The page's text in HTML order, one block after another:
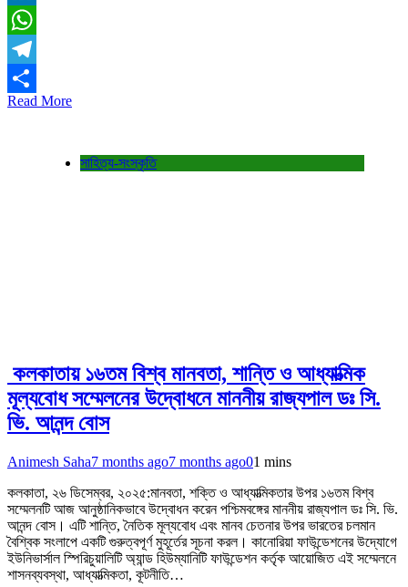
LinkedIn
WhatsApp
Telegram
Share
Read More
সাহিত্য-সংস্কৃতি
কলকাতায় ১৬তম বিশ্ব মানবতা, শান্তি ও আধ্যাত্মিক
মূল্যবোধ সম্মেলনের উদ্বোধনে মাননীয় রাজ্যপাল ডঃ সি.
ভি. আনন্দ বোস
Animesh Saha7 months ago7 months ago01 mins
কলকাতা, ২৬ ডিসেম্বর, ২০২৫:মানবতা, শক্তি ও আধ্যাত্মিকতার উপর ১৬তম বিশ্ব
সম্মেলনটি আজ আনুষ্ঠানিকভাবে উদ্বোধন করেন পশ্চিমবঙ্গের মাননীয় রাজ্যপাল ডঃ সি. ভি.
আনন্দ বোস। এটি শান্তি, নৈতিক মূল্যবোধ এবং মানব চেতনার উপর ভারতের চলমান
বৈশ্বিক সংলাপে একটি গুরুত্বপূর্ণ মুহূর্তের সূচনা করল। কানোরিয়া ফাউন্ডেশনের উদ্যোগে
ইউনিভার্সাল স্পিরিচুয়ালিটি অ্যান্ড হিউম্যানিটি ফাউন্ডেশন কর্তৃক আয়োজিত এই সম্মেলনে
শাসনব্যবস্থা, আধ্যাত্মিকতা, কূটনীতি…